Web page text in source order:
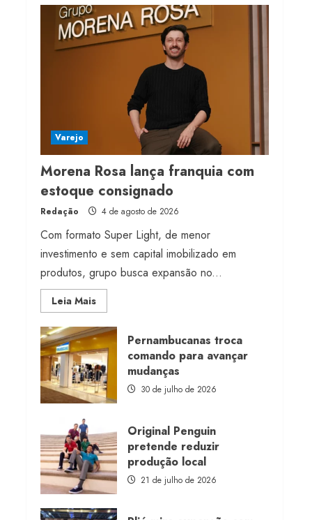
milhões de receita em
2026
4 de agosto de 2026
Projeto testa passaporte
digital na moda nacional
4 de agosto de 2026
Varejo
Morena Rosa lança franquia com
estoque consignado
Redação 4 de agosto de 2026
Com formato Super Light, de menor
investimento e sem capital imobilizado em
produtos, grupo busca expansão no...
Leia MaisRead
more
Morena
Rosa
lança
franquia
com
estoque
consignado
Pernambucanas troca
comando para avançar
mudanças
30 de julho de 2026
Original Penguin
pretende reduzir
produção local
21 de julho de 2026